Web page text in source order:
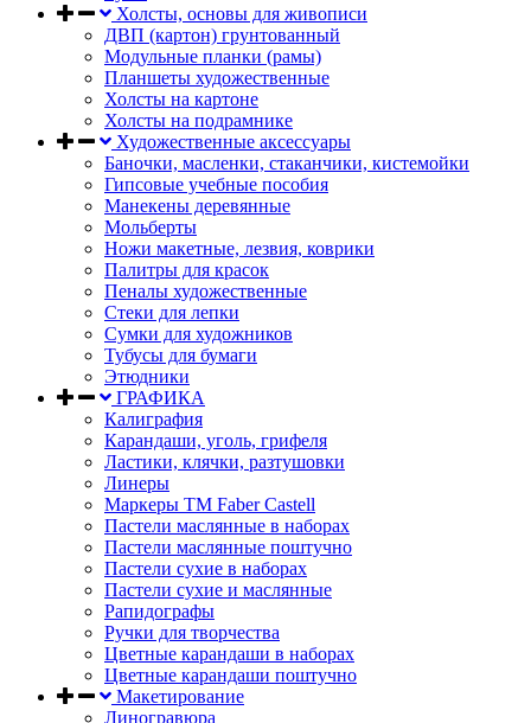
Холсты, основы для живописи
ДВП (картон) грунтованный
Модульные планки (рамы)
Планшеты художественные
Холсты на картоне
Холсты на подрамнике
Художественные аксессуары
Баночки, масленки, стаканчики, кистемойки
Гипсовые учебные пособия
Манекены деревянные
Мольберты
Ножи макетные, лезвия, коврики
Палитры для красок
Пеналы художественные
Стеки для лепки
Сумки для художников
Тубусы для бумаги
Этюдники
ГРАФИКА
Калиграфия
Карандаши, уголь, грифеля
Ластики, клячки, разтушовки
Линеры
Маркеры TM Faber Castell
Пастели маслянные в наборах
Пастели маслянные поштучно
Пастели сухие в наборах
Пастели сухие и маслянные
Рапидографы
Ручки для творчества
Цветные карандаши в наборах
Цветные карандаши поштучно
Макетирование
Линогравюра